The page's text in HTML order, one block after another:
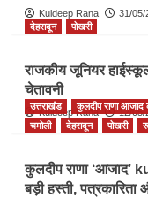
Kuldeep Rana
31/05/
देहरादून
पोखरी
राजकीय जूनियर
चेतावनी
Kuldeep Rana 12/05/
उत्तराखंड कुलदीप राणा
चमोली
देहरादून पोखरी
कुलदीप राणा ‘आजाद’
बड़ी हस्ती, पत्रकारिता